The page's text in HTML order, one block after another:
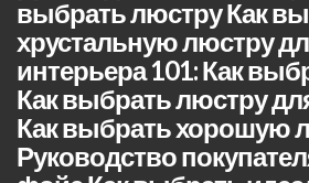
выбрать люстру Как
хрустальную люстру
интерьера 101: Как
Как выбрать люстру
Как выбрать хорошую
Руководство